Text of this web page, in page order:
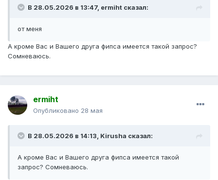
В 28.05.2026 в 13:47, ermiht сказал:
от меня
А кроме Вас и Вашего друга фипса имеется такой запрос?
Сомневаюсь.
ermiht
Опубликовано 28 мая
В 28.05.2026 в 14:13, Kirusha сказал:
А кроме Вас и Вашего друга фипса имеется такой
запрос? Сомневаюсь.